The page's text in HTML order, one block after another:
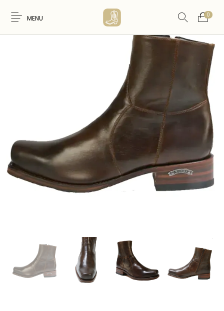
MENU 0
HOMME
WESTERN &
COUNTRY
ARTISANAT
AMERINDIEN
ACCESSOIRES CEINTURES CARTES CADEAUX